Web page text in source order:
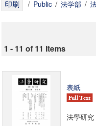
/ Public / 法学部 /
1 - 11 of 11 Items
表紙
法學研